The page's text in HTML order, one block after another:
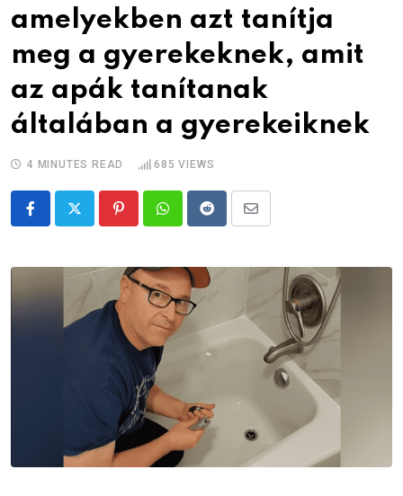
amelyekben azt tanítja
meg a gyerekeknek, amit
az apák tanítanak
általában a gyerekeiknek
4 MINUTES READ 685 VIEWS
PinterestWhatsappRedditShare
Email